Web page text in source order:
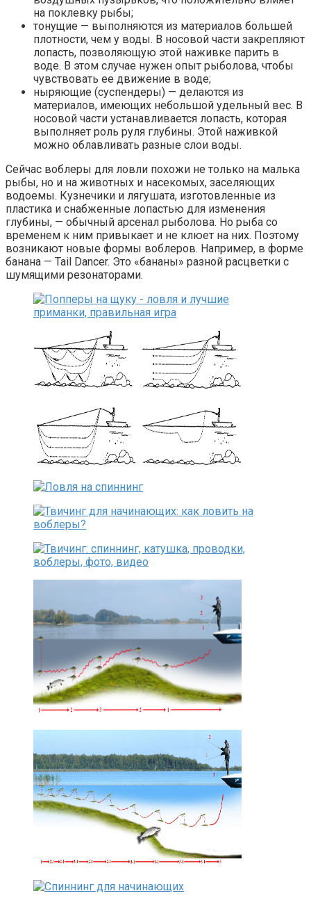
на поклевку рыбы;
тонущие — выполняются из материалов большей
плотности, чем у воды. В носовой части закрепляют
лопасть, позволяющую этой наживке парить в
воде. В этом случае нужен опыт рыболова, чтобы
чувствовать ее движение в воде;
ныряющие (суспендеры) — делаются из
материалов, имеющих небольшой удельный вес. В
носовой части устанавливается лопасть, которая
выполняет роль руля глубины. Этой наживкой
можно облавливать разные слои воды.
Сейчас воблеры для ловли похожи не только на малька
рыбы, но и на животных и насекомых, заселяющих
водоемы. Кузнечики и лягушата, изготовленные из
пластика и снабженные лопастью для изменения
глубины, — обычный арсенал рыболова. Но рыба со
временем к ним привыкает и не клюет на них. Поэтому
возникают новые формы воблеров. Например, в форме
банана — Tail Dancer. Это «бананы» разной расцветки с
шумящими резонаторами.